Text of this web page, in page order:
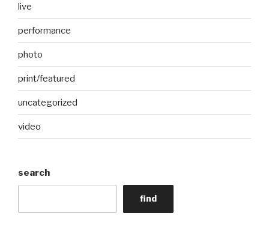
live
performance
photo
print/featured
uncategorized
video
search
find